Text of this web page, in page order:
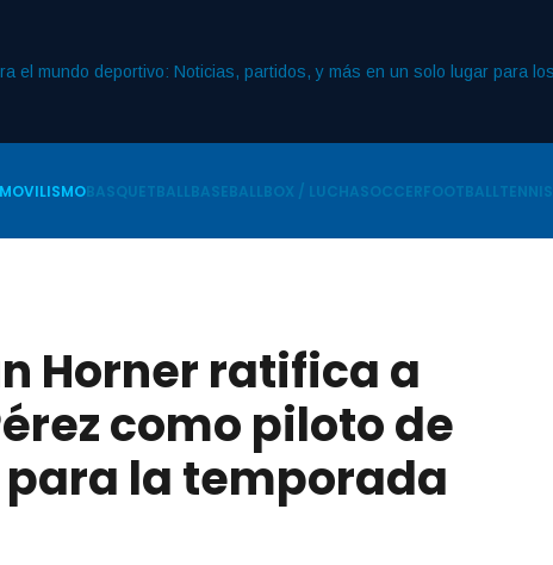
BASQUETBALLBASEBALLBOX / LUCHASOCCERFOOTBALLTENNIS
Horner ratifica a
como piloto de
para la temporada